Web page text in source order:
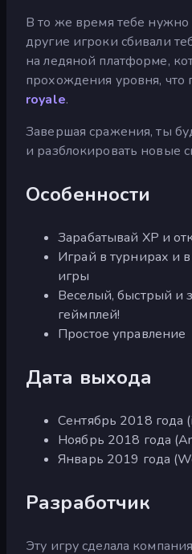
В то же время тебе нужно
другие игроки сбивали
на ледяной платформе,
прохождения уровня, что
royale.
Завершая сражения, ты
и разблокировать новые
Особенности
Зарабатывай XP и
Играй в турнирах и
игры
Веселый, быстрый и
геймплей!
Простое управление
Дата выхода
Сентябрь 2018 года
Ноябрь 2018 года
Январь 2019 года
Разработчик
Эту игру сделала